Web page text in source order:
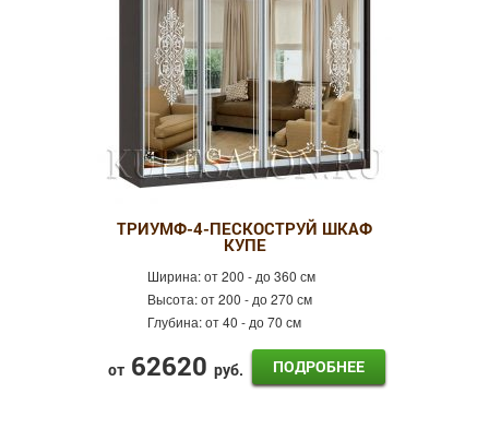
ТРИУМФ-4-ПЕСКОСТРУЙ ШКАФ
КУПЕ
Ширина:от 200 - до 360 см
Высота:от 200 - до 270 см
Глубина:от 40 - до 70 см
от 62620 руб. ПОДРОБНЕЕ